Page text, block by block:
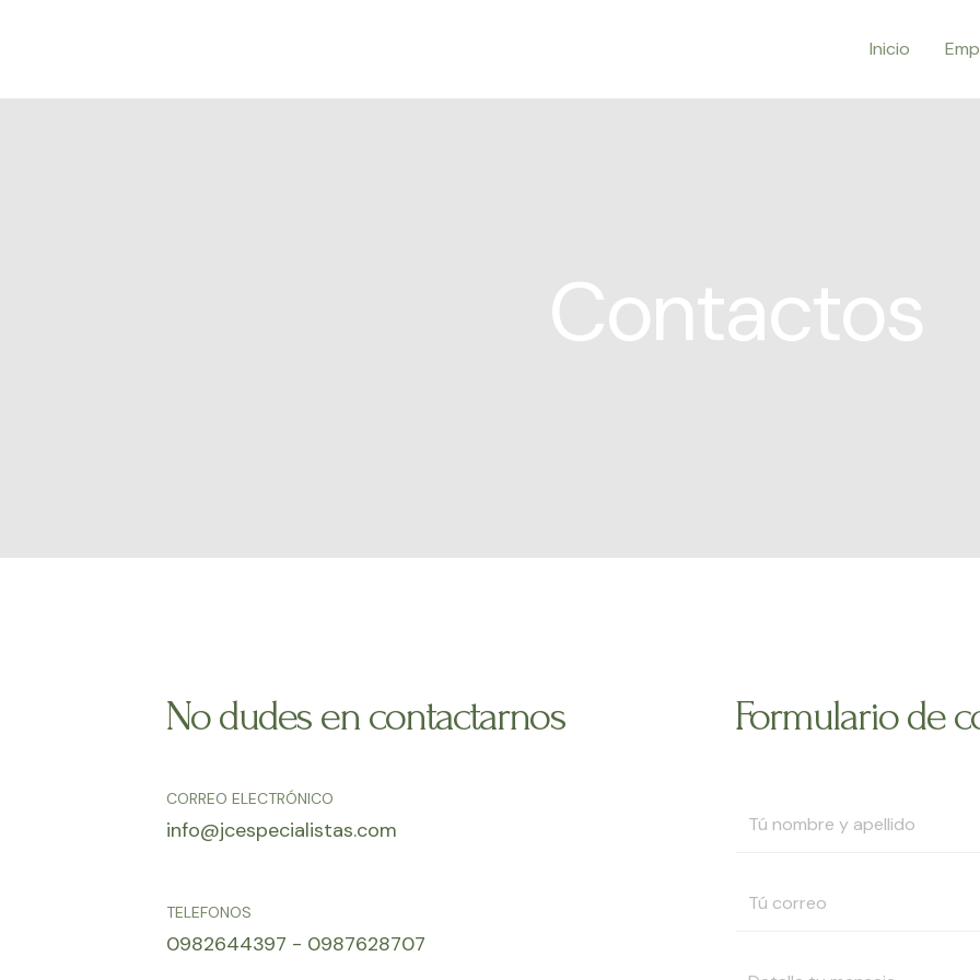
Inicio
Contactos
No dudes en contactarnos
CORREO ELECTRÓNICO
info@jcespecialistas.com
TELEFONOS
0982644397 - 0987628707
Formulario de